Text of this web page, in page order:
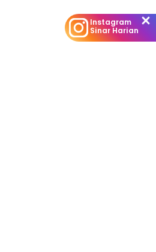
Instagram
Sinar Harian